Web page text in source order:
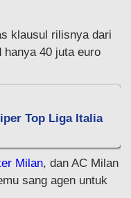
klausul rilisnya dari
hanya 40 juta euro
Top Liga Italia
Milan, dan AC Milan
sang agen untuk